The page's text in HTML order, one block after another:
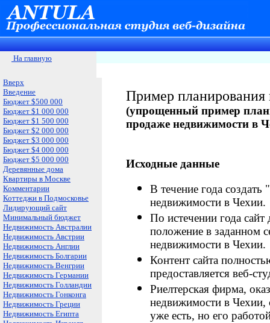
На главную
Вверх
Введение
Бюджет $500 000
Бюджет $1 000 000
Бюджет $1 500 000
Бюджет $2 000 000
Бюджет $3 000 000
Бюджет $4 000 000
Бюджет $5 000 000
Деревянные дома
Квартиры в Москве
Комментарии
Коттеджи в Подмосковье
Лидирующий сайт
Минимальный бюджет
Недвижимость Австралии
Недвижимость Австрии
Недвижимость Англии
Недвижимость Болгарии
Недвижимость Венгрии
Недвижимость Германии
Недвижимость Голландии
Недвижимость Гонконга
Недвижимость Греции
Недвижимость Египта
Пример планирования
(упрощенный пример
продаже недвижимости в
Исходные данные
В течение года создать
недвижимости в Чехии.
По истечении года
положение в заданном
недвижимости в Чехии.
Контент сайта
предоставляется веб-
Риелтерская фирма,
недвижимости в Чехии,
уже есть, но его